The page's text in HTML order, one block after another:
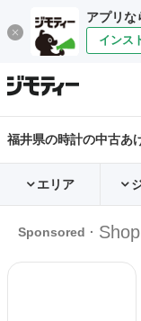
アプリな
インス
福井県の時計の中古あ
エリア